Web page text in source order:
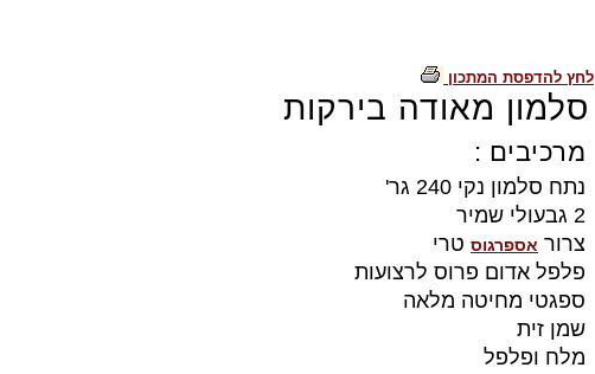
לחץ להדפסת המתכון
סלמון מאודה בירקות
מרכיבים :
נתח סלמון נקי 240 גר'
2 גבעולי שמיר
צרור אספרגוס טרי
פלפל אדום פרוס לרצועות
ספגטי מחיטה מלאה
שמן זית
מלח ופלפל